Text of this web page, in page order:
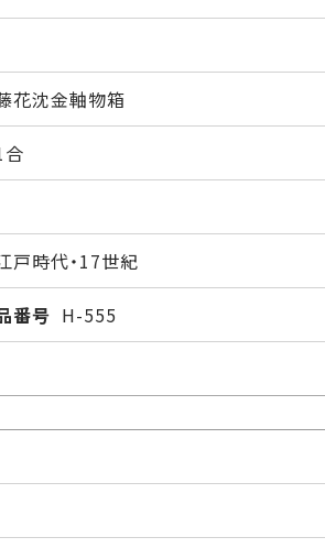
花沈金軸物箱
合
戸時代・17世紀
番号 H-555